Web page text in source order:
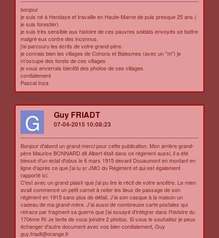
bonjour
je suis né à Hendaye et travaille en Haute-Marne de puis presque 25 ans (
je suis forestier)
je suis très sensible aux histoire de ces pauvres soldats envoyés se battre
malgré eux contre des inconnus.
j'ai parcouru les écrits de votre grand-père.
je connais bien les villages de Cohons et Balesmes (avec un "m") je
m'occupe des forets de ces villages
je vous enverrais bientôt des photos de ces villages.
cordialement
Pascal Inza
G Guy FRIADT
07-04-2015 10:08:23
Bonjour d'abord un grand merci pour cette publication. Mon arrière grand-
père Maurice BONNARD dit Albert était dans ce régiment aussi, il a été
blessé d'un éclat d'obus le 6 mars 1915 devant Douaumont en montant en
ligne d'après ce que j'ai lu sr JMO du Régiment et qui est également
rapporté ici.
C'est avec un grand plaisir que j'ai pu lire le récit de votre ancêtre. Le mien
avait commencé un petit carnet à noter les lieux de passage de son
régiment en 1915 sans plus de détail. J'ai son casque à la maison un
cadeau de ma grand-mère. J'ai aussi de nombreuse carte postales qui
retrace par fragment sa guerre que j'ai essayé d'intégrer dans l'histoire du
170ème RI Je tente de vous joindre 2 photos. Si vous le souhaitez je peux
échanger d'autre document avec vos bien cordialement, Guy
guy.friadt@orange.fr